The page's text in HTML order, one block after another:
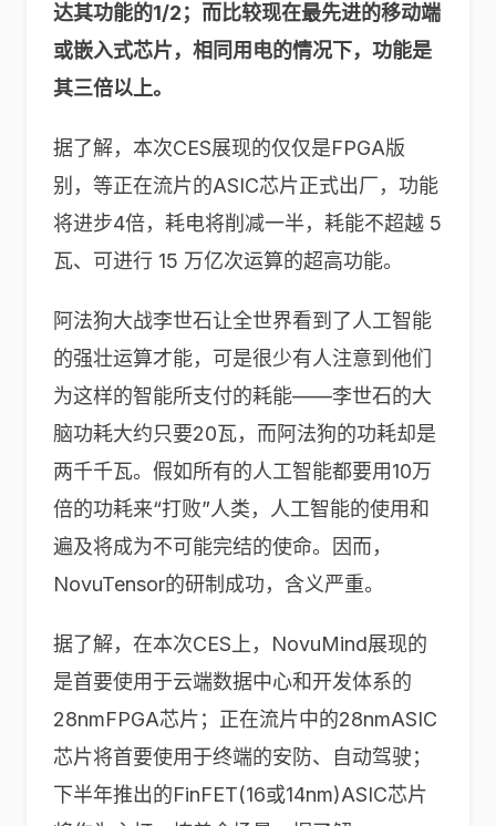
达其功能的1/2；而比较现在最先进的移动端
或嵌入式芯片，相同用电的情况下，功能是
其三倍以上。
据了解，本次CES展现的仅仅是FPGA版
别，等正在流片的ASIC芯片正式出厂，功能
将进步4倍，耗电将削减一半，耗能不超越 5
瓦、可进行 15 万亿次运算的超高功能。
阿法狗大战李世石让全世界看到了人工智能
的强壮运算才能，可是很少有人注意到他们
为这样的智能所支付的耗能——李世石的大
脑功耗大约只要20瓦，而阿法狗的功耗却是
两千千瓦。假如所有的人工智能都要用10万
倍的功耗来“打败”人类，人工智能的使用和
遍及将成为不可能完结的使命。因而，
NovuTensor的研制成功，含义严重。
据了解，在本次CES上，NovuMind展现的
是首要使用于云端数据中心和开发体系的
28nmFPGA芯片；正在流片中的28nmASIC
芯片将首要使用于终端的安防、自动驾驶；
下半年推出的FinFET(16或14nm)ASIC芯片